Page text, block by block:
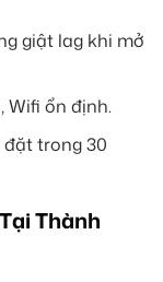
giật lag khi mở
Wifi ổn định.
đặt trong 30
Thành